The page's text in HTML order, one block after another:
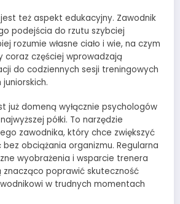
też aspekt edukacyjny. Zawodnik
podejścia do rzutu szybciej
rozumie własne ciało i wie, na czym
coraz częściej wprowadzają
do codziennych sesji treningowych
już domeną wyłącznie psychologów
półki. To narzędzie
zawodnika, który chce zwiększyć
obciążania organizmu. Regularna
wyobrażenia i wsparcie trenera
poprawić skuteczność
w trudnych momentach